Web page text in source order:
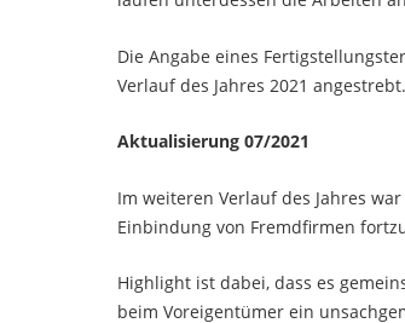
Die Angabe eines
Verlauf des Jahres 2021 angestrebt.
Aktualisierung 07/2021
Im weiteren Verlauf des Jahres
Einbindung von Fremdfirmen
Highlight ist dabei, dass es
beim Voreigentümer ein